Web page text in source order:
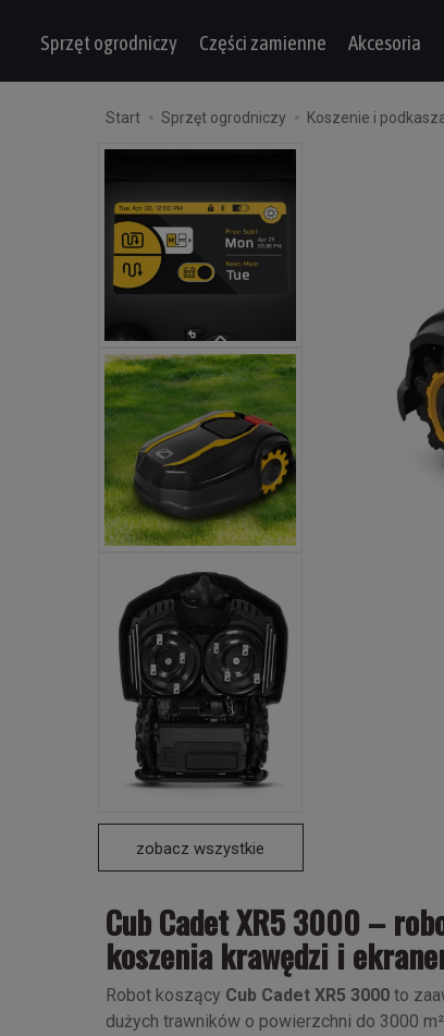
Sprzęt ogrodniczy Części zamienne Akcesoria
Start Sprzęt ogrodniczy Koszenie i
zobacz wszystkie
Cub Cadet XR5 3000 –
koszenia krawędzi i
Robot koszący Cub Cadet XR5 3000 to
dużych trawników o powierzchni do 3000